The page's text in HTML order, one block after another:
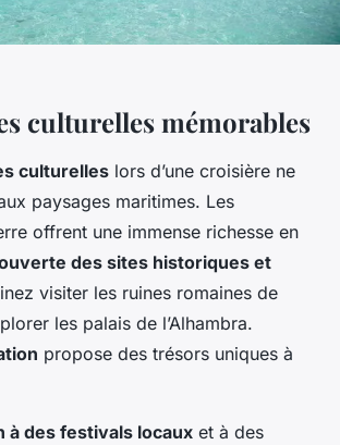
culturelles mémorables
culturelles lors d’une croisière ne
paysages maritimes. Les
offrent une immense richesse en
des sites historiques et
visiter les ruines romaines de
les palais de l’Alhambra.
propose des trésors uniques à
à des festivals locaux et à des